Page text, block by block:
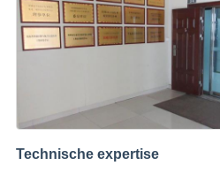
Technische expertise